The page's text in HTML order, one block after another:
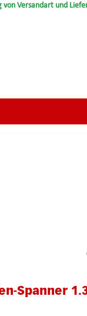
von Versandart und
Spanner